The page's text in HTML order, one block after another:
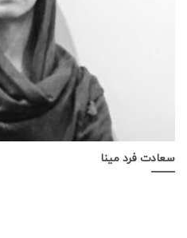
سعادت ­فرد مینا